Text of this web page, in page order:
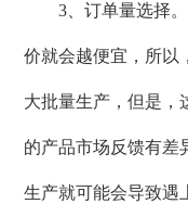
3、订单量选择。
价就会越便宜，所以
大批量生产，但是，
的产品市场反馈有差
生产就可能会导致遇